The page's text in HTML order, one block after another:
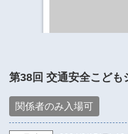
第38回 交通安全こども
関係者のみ入場可